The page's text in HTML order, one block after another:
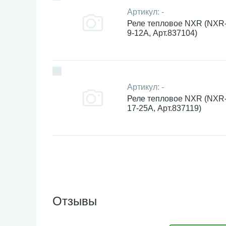
Артикул: -
Реле тепловое NXR
9-12А, Арт.837104)
Артикул: -
Реле тепловое NXR
17-25А, Арт.837119)
Отзывы